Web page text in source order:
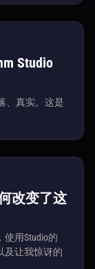
Studio
、真实。这是
改变了这
用Studio的
及让我惊讶的